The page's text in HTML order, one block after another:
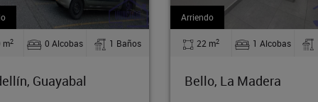
m 1 Alcobas 1 Baños
La Madera
Venta
71.60 m 2 Alcobas
Medellín, Guayabal